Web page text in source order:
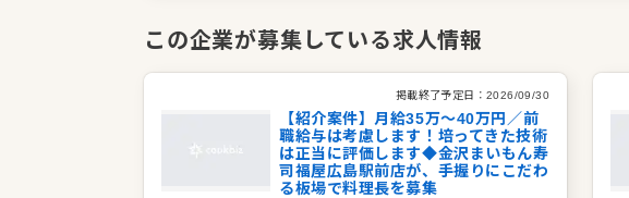
も大きくキャリアアップしていける絶好のタイミングです。私
事業内容
飲食事業
代表取締役 赤松 憲治
この企業が募集している求人情報
掲載終了予定日： 2026/09/30
【紹介案件】月給35万～40万円／前
職給与は考慮します！培ってきた技術
は正当に評価します◆金沢まいもん寿
司福屋広島駅前店が、手握りにこだわ
る板場で料理長を募集